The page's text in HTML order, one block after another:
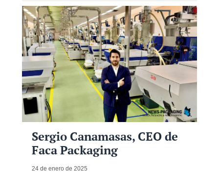
Sergio Canamasas, CEO de
Faca Packaging
24 de enero de 2025